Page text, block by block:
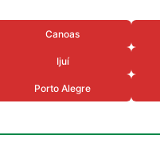
Canoas
Ijuí
Porto Alegre